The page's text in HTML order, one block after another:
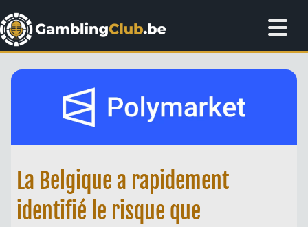
La Belgique a rapidement
identifié le risque que